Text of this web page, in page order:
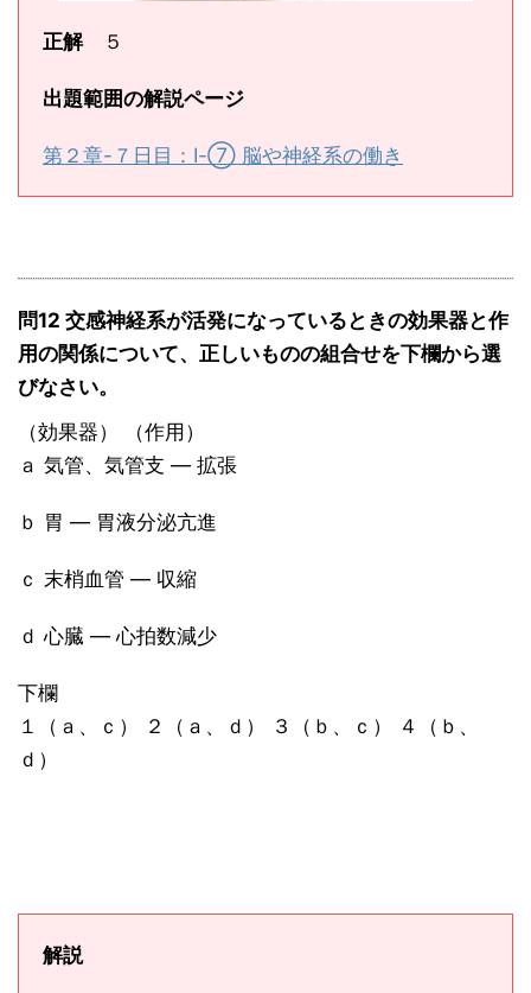
正解５
出題範囲の解説ページ
第２章-７日目：Ⅰ-⑦ 脳や神経系の働き
問12 交感神経系が活発になっているときの効果器と作
用の関係について、正しいものの組合せを下欄から選
びなさい。
（効果器） （作用）
ａ 気管、気管支 ― 拡張
ｂ 胃 ― 胃液分泌亢進
ｃ 末梢血管 ― 収縮
ｄ 心臓 ― 心拍数減少
下欄
１（ａ、ｃ） ２（ａ、ｄ） ３（ｂ、ｃ） ４（ｂ、
ｄ）
解説